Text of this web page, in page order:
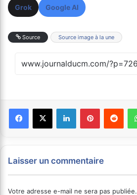
Grok Google AI
Source Source image à la une
Laisser un commentaire
Votre adresse e-mail ne sera pas publiée.